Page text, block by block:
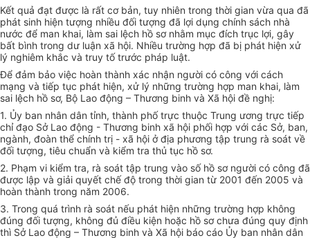
Kết quả đạt được là rất cơ bản, tuy nhiên trong thời gian vừa qua đã
phát sinh hiện tượng nhiều đối tượng đã lợi dụng chính sách nhà
nước để man khai, làm sai lệch hồ sơ nhằm mục đích trục lợi, gây
bất bình trong dư luận xã hội. Nhiều trường hợp đã bị phát hiện xử
lý nghiêm khắc và truy tố trước pháp luật.
Để đảm bảo việc hoàn thành xác nhận người có công với cách
mạng và tiếp tục phát hiện, xử lý những trường hợp man khai, làm
sai lệch hồ sơ, Bộ Lao động – Thương binh và Xã hội đề nghị:
1. Ủy ban nhân dân tỉnh, thành phố trực thuộc Trung ương trực tiếp
chỉ đạo Sở Lao động - Thương binh xã hội phối hợp với các Sở, ban,
ngành, đoàn thể chính trị - xã hội ở địa phương tập trung rà soát về
đối tượng, tiêu chuẩn và kiểm tra thủ tục hồ sơ.
2. Phạm vi kiểm tra, rà soát tập trung vào số hồ sơ người có công đã
được lập và giải quyết chế độ trong thời gian từ 2001 đến 2005 và
hoàn thành trong năm 2006.
3. Trong quá trình rà soát nếu phát hiện những trường hợp không
đúng đối tượng, không đủ điều kiện hoặc hồ sơ chưa đúng quy định
thì Sở Lao động – Thương binh và Xã hội báo cáo Ủy ban nhân dân